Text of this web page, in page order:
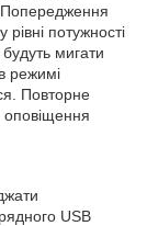
Попередження
потужності
мигати
режимі
Повторне
оповіщення
USB